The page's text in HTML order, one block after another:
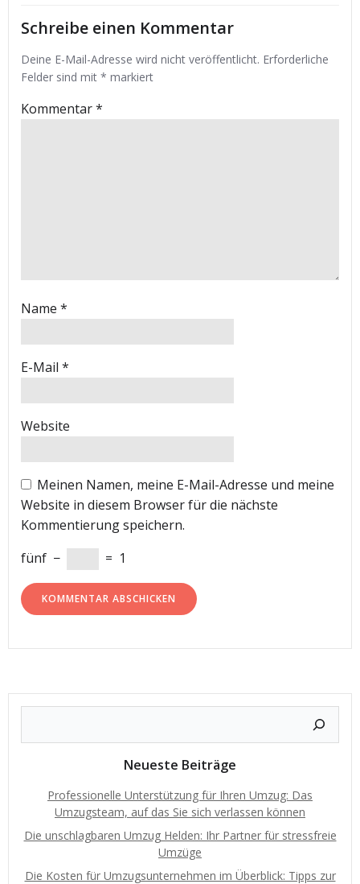
Schreibe einen Kommentar
Deine E-Mail-Adresse wird nicht veröffentlicht. Erforderliche
Felder sind mit * markiert
Kommentar*
Name *
E-Mail *
Website
Meinen Namen, meine E-Mail-Adresse und meine
Website in diesem Browser für die nächste
Kommentierung speichern.
fünf − = 1
Neueste Beiträge
Professionelle Unterstützung für Ihren Umzug: Das
Umzugsteam, auf das Sie sich verlassen können
Die unschlagbaren Umzug Helden: Ihr Partner für stressfreie
Umzüge
Die Kosten für Umzugsunternehmen im Überblick: Tipps zur